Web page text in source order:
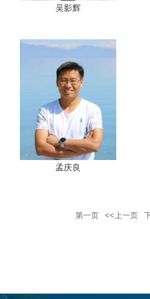
吴影辉
孟庆良
第一页 <<上一页